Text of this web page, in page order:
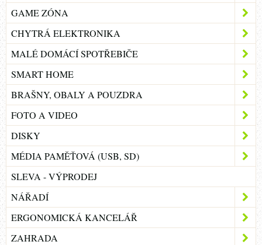
GAME ZÓNA
CHYTRÁ ELEKTRONIKA
MALÉ DOMÁCÍ SPOTŘEBIČE
SMART HOME
BRAŠNY, OBALY A POUZDRA
FOTO A VIDEO
DISKY
MÉDIA PAMĚŤOVÁ (USB, SD)
SLEVA - VÝPRODEJ
NÁŘADÍ
ERGONOMICKÁ KANCELÁŘ
ZAHRADA